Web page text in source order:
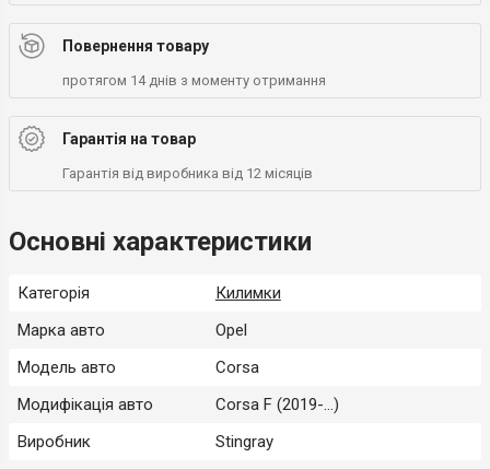
Повернення товару
протягом 14 днів з моменту отримання
Гарантія на товар
Гарантія від виробника від 12 місяців
Основні характеристики
Категорія
Килимки
Марка авто
Opel
Модель авто
Corsa
Модифікація авто
Corsa F (2019-...)
Виробник
Stingray